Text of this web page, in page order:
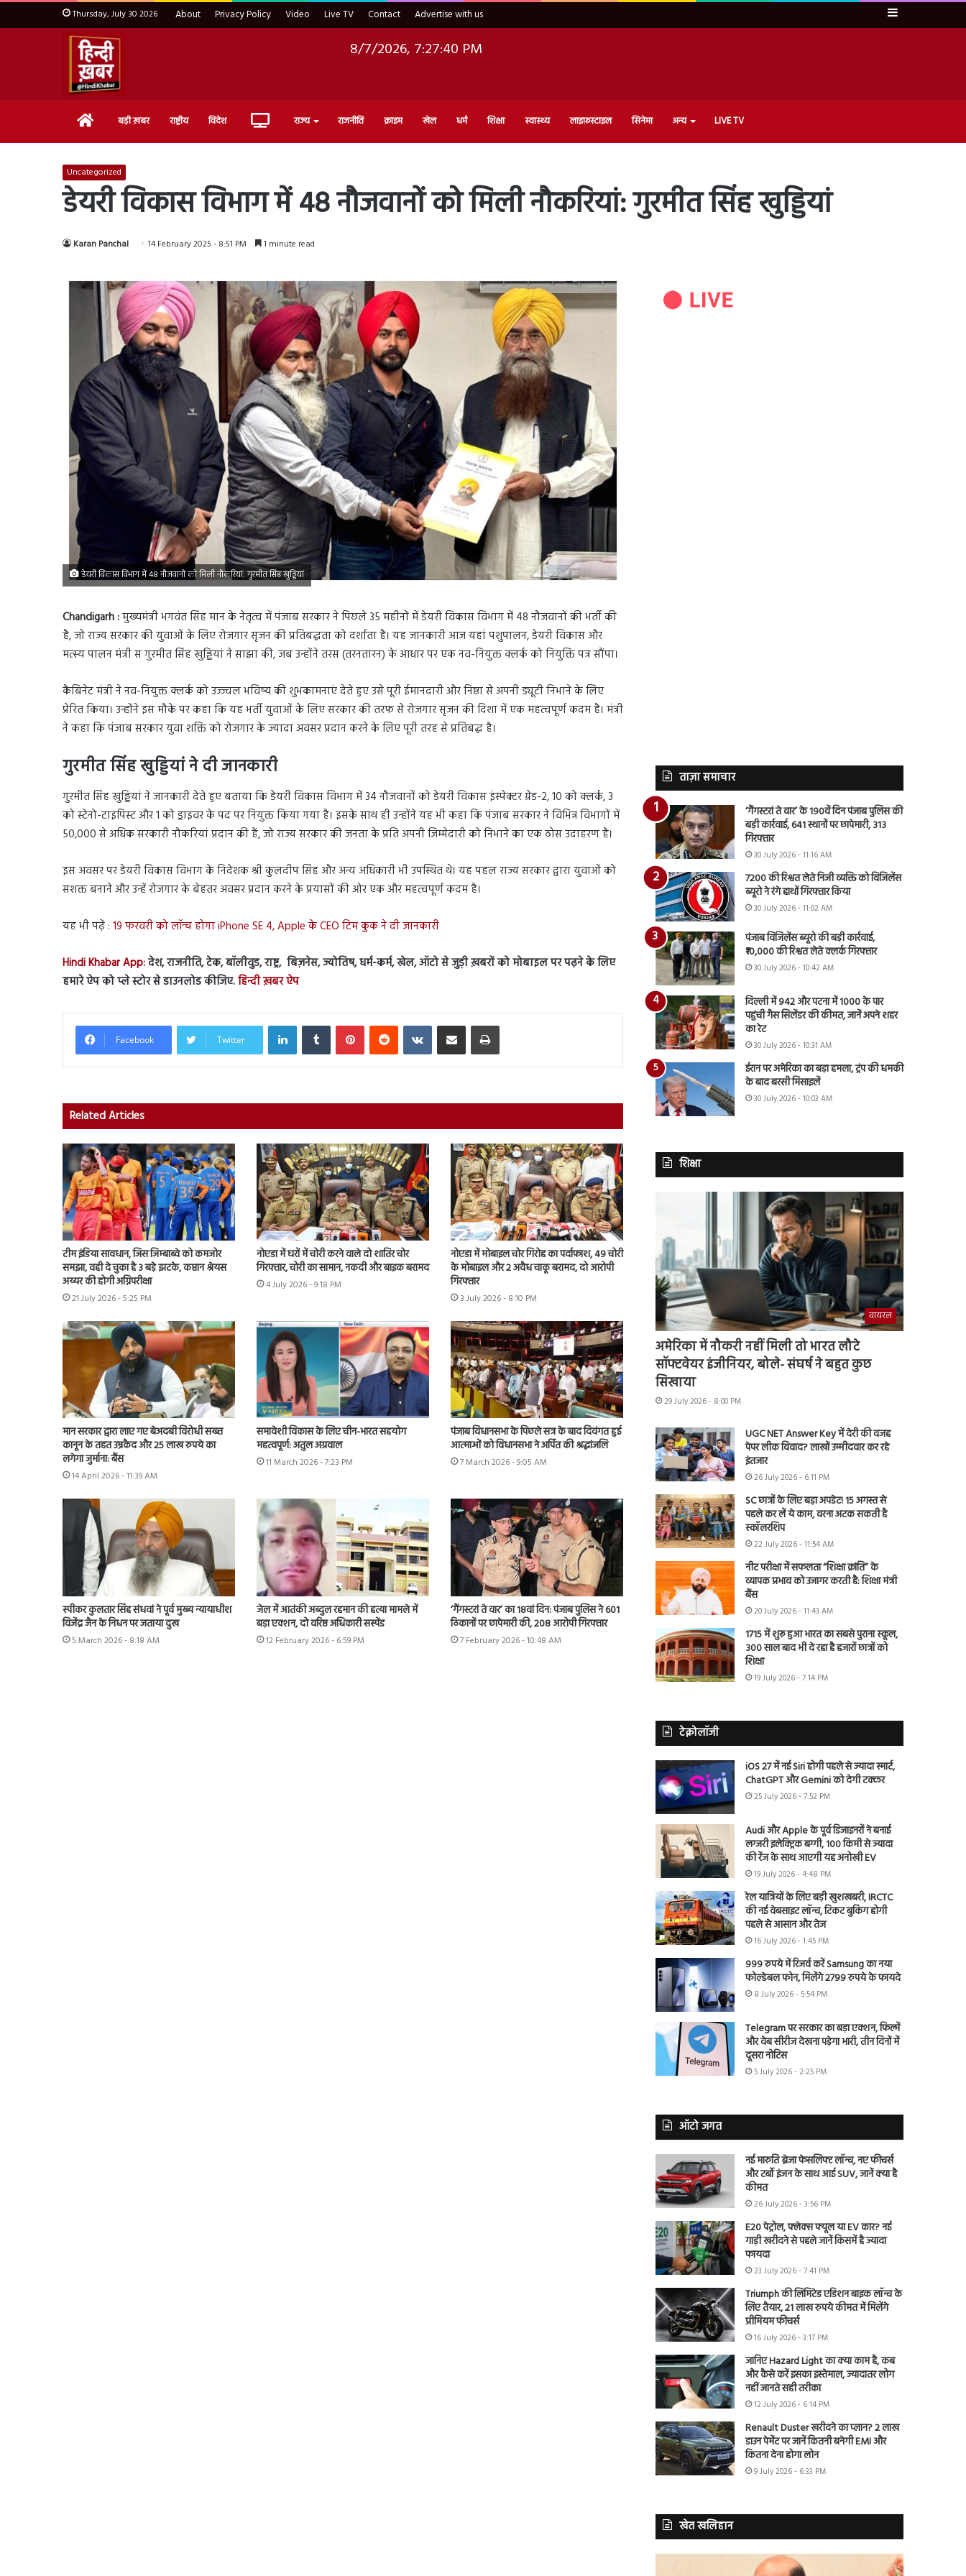
Thursday, July 30 2026 About Privacy Policy Video Live TV Contact Advertise with us Sidebar
8/7/2026, 7:27:41 PM
Home बड़ी ख़बर राष्ट्रीय विदेश Live राज्य राजनीति क्राइम खेल धर्म शिक्षा स्वास्थ्य लाइफ़स्टाइल सिनेमा अन्य LIVE TV
Uncategorized
डेयरी विकास विभाग में 48 नौजवानों को मिली नौकरियां: गुरमीत सिंह खुड्डियां
Karan Panchal 14 February 2025 - 8:51 PM 1 minute read
डेयरी विकास विभाग में 48 नौजवानों को मिली नौकरियां: गुरमीत सिंह खुड्डियां
Chandigarh :मुख्यमंत्री भगवंत सिंह मान के नेतृत्व में पंजाब सरकार ने पिछले 35 महीनों में डेयरी विकास विभाग में 48 नौजवानों की भर्ती की
है, जो राज्य सरकार की युवाओं के लिए रोजगार सृजन की प्रतिबद्धता को दर्शाता है। यह जानकारी आज यहां पशुपालन, डेयरी विकास और
मत्स्य पालन मंत्री स गुरमीत सिंह खुड्डियां ने साझा की, जब उन्होंने तरस (तरनतारन) के आधार पर एक नव-नियुक्त क्लर्क को नियुक्ति पत्र सौंपा।
कैबिनेट मंत्री ने नव-नियुक्त क्लर्क को उज्ज्वल भविष्य की शुभकामनाएं देते हुए उसे पूरी ईमानदारी और निष्ठा से अपनी ड्यूटी निभाने के लिए
प्रेरित किया। उन्होंने इस मौके पर कहा कि यह भर्ती युवाओं के लिए सरकार की तरफ से रोजगार सृजन की दिशा में एक महत्वपूर्ण कदम है। मंत्री
ने कहा कि पंजाब सरकार युवा शक्ति को रोजगार के ज्यादा अवसर प्रदान करने के लिए पूरी तरह से प्रतिबद्ध है।
गुरमीत सिंह खुड्डियां ने दी जानकारी
गुरमीत सिंह खुड्डियां ने जानकारी देते हुए बताया कि डेयरी विकास विभाग में 34 नौजवानों को डेयरी विकास इंस्पेक्टर ग्रेड-2, 10 को क्लर्क, 3
को स्टेनो-टाइपिस्ट और 1 को ड्राइवर के पद पर नियुक्त किया गया है। इसके साथ ही उन्होंने यह भी कहा कि पंजाब सरकार ने विभिन्न विभागों में
50,000 से अधिक सरकारी नौकरियां प्रदान की हैं, जो राज्य सरकार की जनता के प्रति अपनी जिम्मेदारी को निभाने का एक ठोस उदाहरण है।
इस अवसर पर डेयरी विकास विभाग के निदेशक श्री कुलदीप सिंह और अन्य अधिकारी भी उपस्थित थे। यह पहल राज्य सरकार द्वारा युवाओं को
सशक्त बनाने और उन्हें रोजगार के बेहतर अवसर प्रदान करने के प्रयासों की ओर एक और महत्वपूर्ण कदम है।
यह भी पढ़ें : 19 फरवरी को लॉन्च होगा iPhone SE 4, Apple के CEO टिम कुक ने दी जानकारी
Hindi Khabar App:देश, राजनीति, टेक, बॉलीवुड, राष्ट्र, बिज़नेस, ज्योतिष, धर्म-कर्म, खेल, ऑटो से जुड़ी ख़बरों को मोबाइल पर पढ़ने के लिए
हमारे ऐप को प्ले स्टोर से डाउनलोड कीजिए.हिन्दी ख़बर ऐप
Facebook Twitter
LinkedInTumblr PinterestReddit VKontakteShare via Email Print
Related Articles
टीम इंडिया सावधान, जिस जिम्बाब्वे को कमजोर
समझा, वही दे चुका है 3 बड़े झटके, कप्तान श्रेयस
अय्यर की होगी अग्निपरीक्षा
21 July 2026 - 5:25 PM
नोएडा में घरों में चोरी करने वाले दो शातिर चोर
गिरफ्तार, चोरी का सामान, नकदी और बाइक बरामद
4 July 2026 - 9:18 PM
नोएडा में मोबाइल चोर गिरोह का पर्दाफाश, 49 चोरी
के मोबाइल और 2 अवैध चाकू बरामद, दो आरोपी
गिरफ्तार
3 July 2026 - 8:10 PM
मान सरकार द्वारा लाए गए बेअदबी विरोधी सख्त
कानून के तहत उम्रकैद और 25 लाख रुपये का
लगेगा जुर्माना: बैंस
14 April 2026 - 11:39 AM
समावेशी विकास के लिए चीन-भारत सहयोग
महत्वपूर्ण: अतुल अग्रवाल
11 March 2026 - 7:23 PM
पंजाब विधानसभा के पिछले सत्र के बाद दिवंगत हुई
आत्माओं को विधानसभा ने अर्पित की श्रद्धांजलि
7 March 2026 - 9:05 AM
स्पीकर कुलतार सिंह संधवां ने पूर्व मुख्य न्यायाधीश
विजेंद्र जैन के निधन पर जताया दुख
5 March 2026 - 8:18 AM
जेल में आतंकी अब्दुल रहमान की हत्या मामले में
बड़ा एक्शन, दो वरिष्ठ अधिकारी सस्पेंड
12 February 2026 - 6:59 PM
‘गैंगस्टरां ते वार’ का 18वां दिन: पंजाब पुलिस ने 601
ठिकानों पर छापेमारी की, 208 आरोपी गिरफ्तार
7 February 2026 - 10:48 AM
ताज़ा समाचार
‘गैंगस्टरां ते वार’ के 190वें दिन पंजाब पुलिस की
बड़ी कार्रवाई, 641 स्थानों पर छापेमारी, 313
गिरफ्तार
30 July 2026 - 11:16 AM
7200 की रिश्वत लेते निजी व्यक्ति को विजिलेंस
ब्यूरो ने रंगे हाथों गिरफ्तार किया
30 July 2026 - 11:02 AM
पंजाब विजिलेंस ब्यूरो की बड़ी कार्रवाई,
₹10,000 की रिश्वत लेते क्लर्क गिरफ्तार
30 July 2026 - 10:42 AM
दिल्ली में 942 और पटना में 1000 के पार
पहुंची गैस सिलेंडर की कीमत, जानें अपने शहर
का रेट
30 July 2026 - 10:31 AM
ईरान पर अमेरिका का बड़ा हमला, ट्रंप की धमकी
के बाद बरसी मिसाइलें
30 July 2026 - 10:03 AM
शिक्षा
वायरल
अमेरिका में नौकरी नहीं मिली तो भारत लौटे
सॉफ्टवेयर इंजीनियर, बोले- संघर्ष ने बहुत कुछ
सिखाया
29 July 2026 - 8:00 PM
UGC NET Answer Key में देरी की वजह
पेपर लीक विवाद? लाखों उम्मीदवार कर रहे
इंतजार
26 July 2026 - 6:11 PM
SC छात्रों के लिए बड़ा अपडेट! 15 अगस्त से
पहले कर लें ये काम, वरना अटक सकती है
स्कॉलरशिप
22 July 2026 - 11:54 AM
नीट परीक्षा में सफलता “शिक्षा क्रांति” के
व्यापक प्रभाव को उजागर करती है: शिक्षा मंत्री
बैंस
20 July 2026 - 11:43 AM
1715 में शुरू हुआ भारत का सबसे पुराना स्कूल,
300 साल बाद भी दे रहा है हजारों छात्रों को
शिक्षा
19 July 2026 - 7:14 PM
टेक्नोलॉजी
iOS 27 में नई Siri होगी पहले से ज्यादा स्मार्ट,
ChatGPT और Gemini को देगी टक्कर
25 July 2026 - 7:52 PM
Audi और Apple के पूर्व डिजाइनरों ने बनाई
लग्जरी इलेक्ट्रिक बग्गी, 100 किमी से ज्यादा
की रेंज के साथ आएगी यह अनोखी EV
19 July 2026 - 4:48 PM
रेल यात्रियों के लिए बड़ी खुशखबरी, IRCTC
की नई वेबसाइट लॉन्च, टिकट बुकिंग होगी
पहले से आसान और तेज
16 July 2026 - 1:45 PM
999 रुपये में रिजर्व करें Samsung का नया
फोल्डेबल फोन, मिलेंगे 2799 रुपये के फायदे
8 July 2026 - 5:54 PM
Telegram पर सरकार का बड़ा एक्शन, फिल्में
और वेब सीरीज देखना पड़ेगा भारी, तीन दिनों में
दूसरा नोटिस
5 July 2026 - 2:25 PM
ऑटो जगत
नई मारुति ब्रेजा फेसलिफ्ट लॉन्च, नए फीचर्स
और टर्बो इंजन के साथ आई SUV, जानें क्या है
कीमत
26 July 2026 - 3:56 PM
E20 पेट्रोल, फ्लेक्स फ्यूल या EV कार? नई
गाड़ी खरीदने से पहले जानें किसमें है ज्यादा
फायदा
23 July 2026 - 7:41 PM
Triumph की लिमिटेड एडिशन बाइक लॉन्च के
लिए तैयार, 21 लाख रुपये कीमत में मिलेंगे
प्रीमियम फीचर्स
16 July 2026 - 3:17 PM
जानिए Hazard Light का क्या काम है, कब
और कैसे करें इसका इस्तेमाल, ज्यादातर लोग
नहीं जानते सही तरीका
12 July 2026 - 6:14 PM
Renault Duster खरीदने का प्लान? 2 लाख
डाउन पेमेंट पर जानें कितनी बनेगी EMI और
कितना देना होगा लोन
9 July 2026 - 6:33 PM
खेत खलिहान